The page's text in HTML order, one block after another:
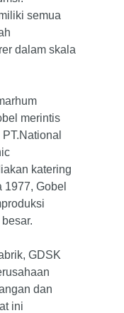
semua
dalam skala
merintis
katering
1977, Gobel
GDSK
dan
ini